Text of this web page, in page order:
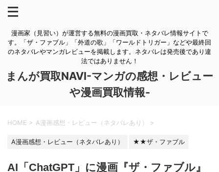
漫画家（見習い）が運営する無料の漫画買取・ネタバレ情報サイトで
す。「ザ・ファブル」「外道の歌」「ワールドトリガー」などや最終回
のネタバレやマンガレビューを掲載します。ネタバレは発売後であり違
法ではありません！
まんが買取NAVI-マンガの感想・レビュー
や漫画買取情報-
HOME > A漫画感想・レビュー（ネタバレあり） >
A漫画感想・レビュー（ネタバレあり） ★★ザ・ファブル
AI「ChatGPT」に漫画『ザ・ファブル』